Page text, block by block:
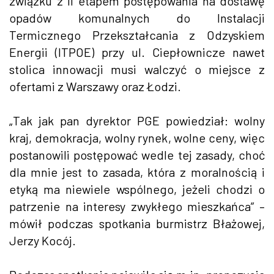
opadów komunalnych do Instalacji
Termicznego Przekształcania z Odzyskiem
Energii (ITPOE) przy ul. Ciepłownicze nawet
stolica innowacji musi walczyć o miejsce z
ofertami z Warszawy oraz Łodzi.
„Tak jak pan dyrektor PGE powiedział: wolny
kraj, demokracja, wolny rynek, wolne ceny, więc
postanowili postępować wedle tej zasady, choć
dla mnie jest to zasada, która z moralnością i
etyką ma niewiele wspólnego, jeżeli chodzi o
patrzenie na interesy zwykłego mieszkańca” –
mówił podczas spotkania burmistrz Błażowej,
Jerzy Kocój.